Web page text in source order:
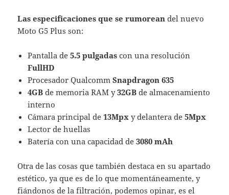
Las especificaciones que se rumorean del nuevo
Moto G5 Plus son:
Pantalla de5.5 pulgadas con una resolución
FullHD
Procesador QualcommSnapdragon 635
4GB de memoria RAM y32GB de almacenamiento
interno
Cámara principal de13Mpx y delantera de5Mpx
Lector de huellas
Batería con una capacidad de3080 mAh
Otra de las cosas que también destaca en su apartado
estético, ya que es de lo que momentáneamente, y
fiándonos de la filtración, podemos opinar, es el